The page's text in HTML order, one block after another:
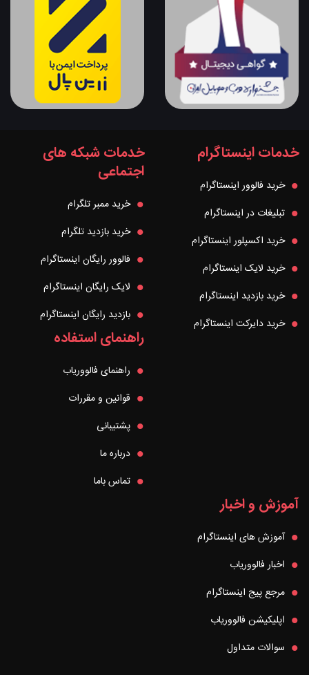
خدمات اینستاگرام
خرید فالوور اینستاگرام
تبلیغات در اینستاگرام
خرید اکسپلور اینستاگرام
خرید لایک اینستاگرام
خرید بازدید اینستاگرام
خرید دایرکت اینستاگرام
خدمات شبکه های
اجتماعی
خرید ممبر تلگرام
خرید بازدید تلگرام
فالوور رایگان اینستاگرام
لایک رایگان اینستاگرام
بازدید رایگان اینستاگرام
راهنمای استفاده
راهنمای فالووریاب
قوانین و مقررات
پشتیبانی
درباره ما
تماس باما
آموزش و اخبار
آموزش های اینستاگرام
اخبار فالووریاب
مرجع پیج اینستاگرام
اپلیکیشن فالووریاب
سوالات متداول